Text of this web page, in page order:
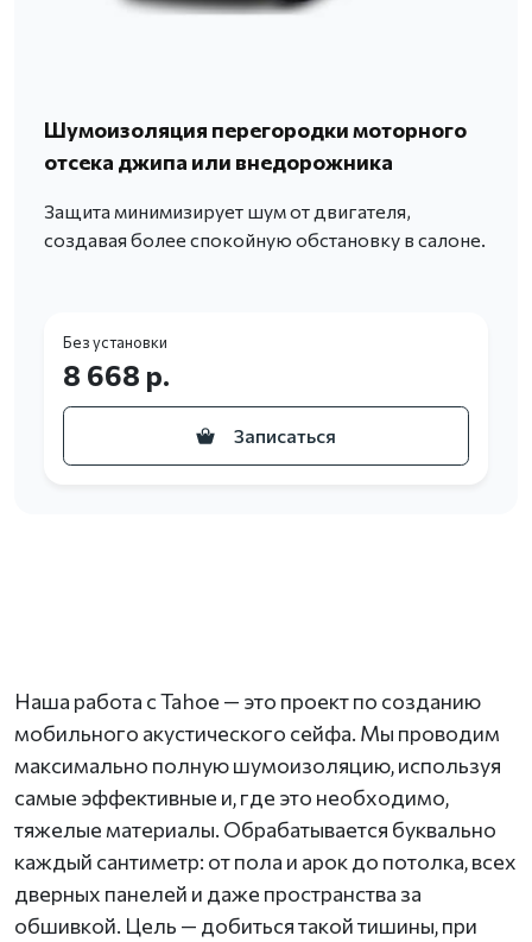
Шумоизоляция перегородки моторного
отсека джипа или внедорожника
Защита минимизирует шум от двигателя,
создавая более спокойную обстановку в салоне.
Без установки
8 668 р.
Записаться
Наша работа с Tahoe — это проект по созданию
мобильного акустического сейфа. Мы проводим
максимально полную шумоизоляцию, используя
самые эффективные и, где это необходимо,
тяжелые материалы. Обрабатывается буквально
каждый сантиметр: от пола и арок до потолка, всех
дверных панелей и даже пространства за
обшивкой. Цель — добиться такой тишины, при